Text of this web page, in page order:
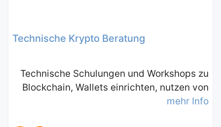
Technische Krypto Beratung
Technische Schulungen und Workshops zu
Blockchain, Wallets einrichten, nutzen von
mehr Info